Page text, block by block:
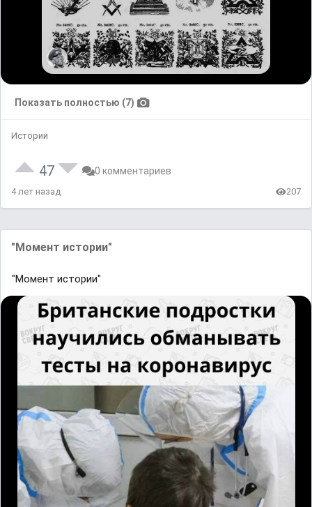
Показать полностью (7)
Истории
47 0 комментариев
4 лет назад 207
"Момент истории"
"Момент истории"